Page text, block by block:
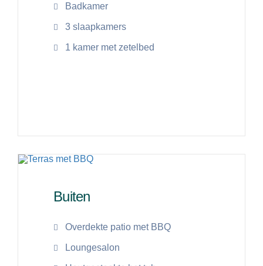
Badkamer
3 slaapkamers
1 kamer met zetelbed
Buiten
Overdekte patio met BBQ
Loungesalon